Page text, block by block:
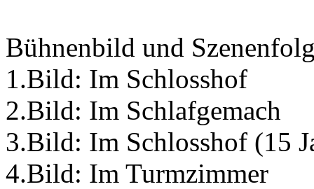
Bühnenbild und
1.Bild: Im Schlosshof
2.Bild: Im Schlafgemach
3.Bild: Im Schlosshof (15
4.Bild: Im Turmzimmer